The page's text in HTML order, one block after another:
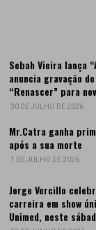
Sebah Vieira lança
anuncia gravação
“Renascer” para
30 DE JULHO DE 2026
Mr.Catra ganha
após a sua morte
1 DE JULHO DE 2026
Jorge Vercillo
carreira em show
Unimed, neste